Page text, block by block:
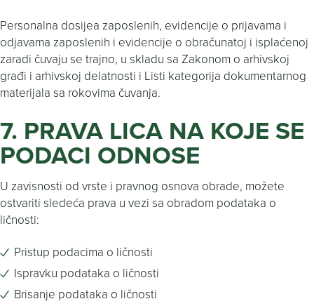
Personalna dosijea zaposlenih, evidencije o prijavama i
odjavama zaposlenih i evidencije o obračunatoj i isplaćenoj
zaradi čuvaju se trajno, u skladu sa Zakonom o arhivskoj
građi i arhivskoj delatnosti i Listi kategorija dokumentarnog
materijala sa rokovima čuvanja.
7. PRAVA LICA NA KOJE SE
PODACI ODNOSE
U zavisnosti od vrste i pravnog osnova obrade, možete
ostvariti sledeća prava u vezi sa obradom podataka o
ličnosti:
Pristup podacima o ličnosti
Ispravku podataka o ličnosti
Brisanje podataka o ličnosti